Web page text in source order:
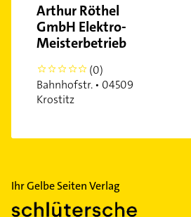
Arthur Röthel
GmbH Elektro-
Meisterbetrieb
0
(0)
Bahnhofstr. • 04509
Krostitz
Ihr Gelbe Seiten Verlag